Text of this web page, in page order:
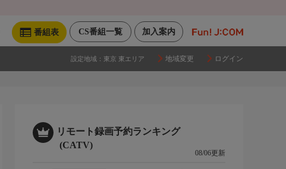
加入案内
CS番組一覧
番組表
設定地域： 東京 東エリア 地域変更 ログイン
リモート録画予約ランキング
(CATV)
08/06更新